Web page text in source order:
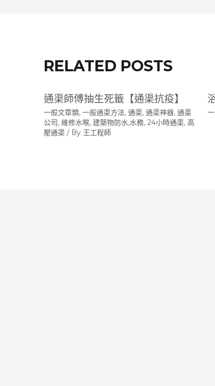
RELATED POSTS
通渠師傅抽生死籤【通渠抗疫】
一般文章類, 一般通渠方法, 通渠, 通渠神器, 通渠
公司, 維修水喉, 建築物防水,水務, 24小時通渠, 高
壓通渠/ By 王工程師